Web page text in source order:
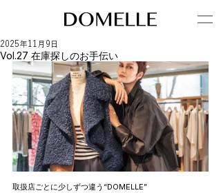
Vol.27 在庫探しのお手伝い
2025年11月9日
取扱店ごとに少しずつ違う“DOMELLE”